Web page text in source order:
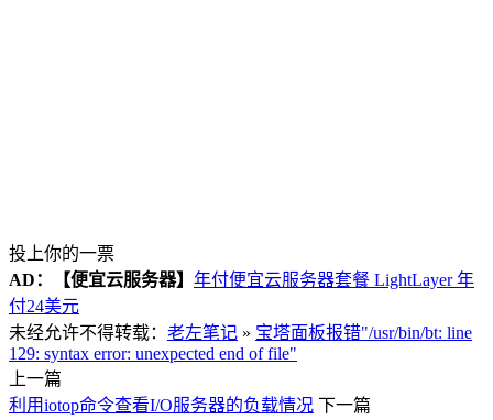
投上你的一票
AD：
【便宜云服务器】 年付便宜云服务器套餐 LightLayer 年
付24美元
未经允许不得转载： 老左笔记 » 宝塔面板报错"/usr/bin/bt: line
129: syntax error: unexpected end of file"
上一篇
利用iotop命令查看I/O服务器的负载情况 下一篇